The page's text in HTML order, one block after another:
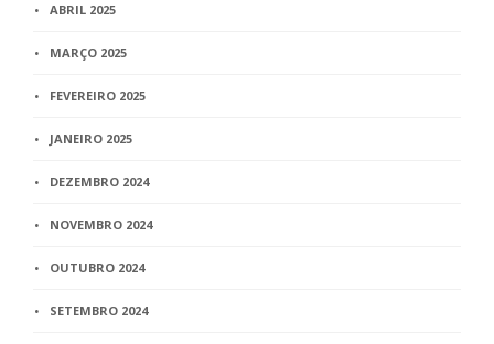
ABRIL 2025
MARÇO 2025
FEVEREIRO 2025
JANEIRO 2025
DEZEMBRO 2024
NOVEMBRO 2024
OUTUBRO 2024
SETEMBRO 2024